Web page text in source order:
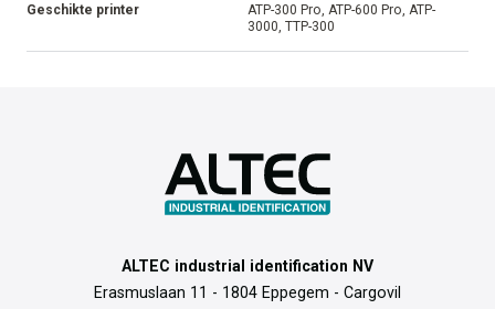
Geschikte printer
ATP-300 Pro, ATP-600 Pro, ATP-
3000, TTP-300
ALTEC industrial identification NV
Erasmuslaan 11 - 1804 Eppegem - Cargovil